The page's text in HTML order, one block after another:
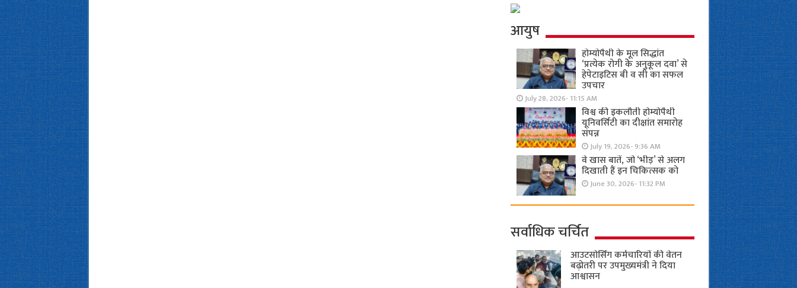
आयुष
होम्योपैथी के मूल सिद्धांत
‘प्रत्येक रोगी केे अनुकूल दवा’ से
हेपेटाइटिस बी व सी का सफल
उपचार
July 28, 2026- 11:15 AM
विश्व की इकलौती होम्योपैथी
यूनिवर्सिटी का दीक्षांत समारोह
संपन्न
July 19, 2026- 9:36 AM
वे खास बातें, जो ‘भीड़’ से अलग
दिखाती हैं इन चिकित्सक को
June 30, 2026- 11:32 PM
सर्वाधिक चर्चित
आउटसोर्सिंग कर्मचारियों की वेतन
बढ़ोतरी पर उपमुख्यमंत्री ने दिया
आश्वासन